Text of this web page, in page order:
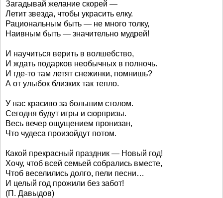
Загадывай желание скорей —
Летит звезда, чтобы украсить елку.
Рациональным быть — не много толку,
Наивным быть — значительно мудрей!
И научиться верить в волшебство,
И ждать подарков необычных в полночь.
И где-то там летят снежинки, помнишь?
А от улыбок близких так тепло.
У нас красиво за большим столом.
Сегодня будут игры и сюрпризы.
Весь вечер ощущением пронизан,
Что чудеса произойдут потом.
Какой прекрасный праздник — Новый год!
Хочу, чтоб всей семьей собрались вместе,
Чтоб веселились долго, пели песни…
И целый год прожили без забот!
(П. Давыдов)